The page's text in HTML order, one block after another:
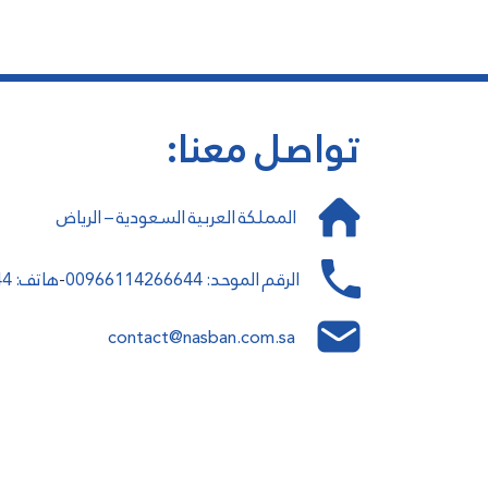
تواصل معنا:
المملكة العربية السعودية – الرياض
الرقم الموحد:00966114266644
-هاتف:
contact@nasban.com.sa